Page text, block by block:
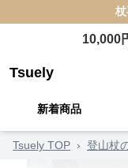
杖
10,000
Tsuely
新着商品
Tsuely TOP › 登山杖